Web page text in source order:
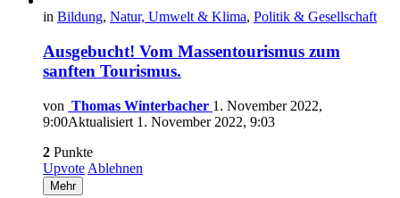
in Bildung, Natur, Umwelt & Klima, Politik & Gesellschaft
Ausgebucht! Vom Massentourismus zum
sanften Tourismus.
von Thomas Winterbacher 1. November 2022,
9:00Aktualisiert 1. November 2022, 9:03
2 Punkte
Upvote Ablehnen
Mehr